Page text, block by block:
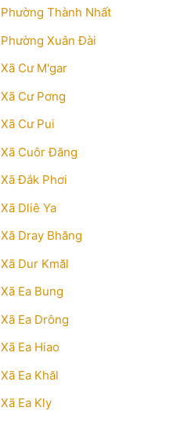
Phường Thành Nhất
Phường Xuân Đài
Xã Cư M'gar
Xã Cư Pơng
Xã Cư Pui
Xã Cuôr Đăng
Xã Đắk Phơi
Xã Dliê Ya
Xã Dray Bhăng
Xã Dur Kmăl
Xã Ea Bung
Xã Ea Drông
Xã Ea Hiao
Xã Ea Khăl
Xã Ea Kly